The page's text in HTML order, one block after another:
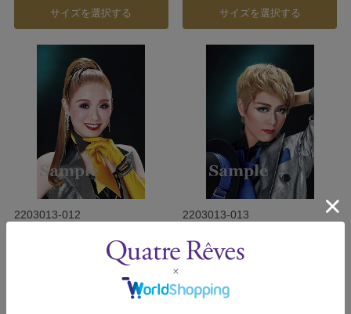
サイズを選択する サイズを選択する
2203013-012
愛すみれ スチール写真／雪組
公演『夢介千両みやげ』
2203013-013
桜路薫 スチール写真／雪組公
演『夢介千両みやげ』